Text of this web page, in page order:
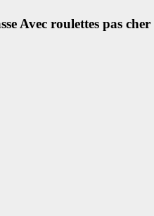
Avec roulettes pas cher